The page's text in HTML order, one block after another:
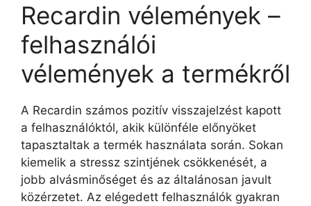
Recardin vélemények –
felhasználói
vélemények a termékről
A Recardin számos pozitív visszajelzést kapott
a felhasználóktól, akik különféle előnyöket
tapasztaltak a termék használata során. Sokan
kiemelik a stressz szintjének csökkenését, a
jobb alvásminőséget és az általánosan javult
közérzetet. Az elégedett felhasználók gyakran